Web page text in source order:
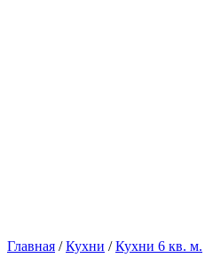
Главная /Кухни /Кухни 6 кв. м.